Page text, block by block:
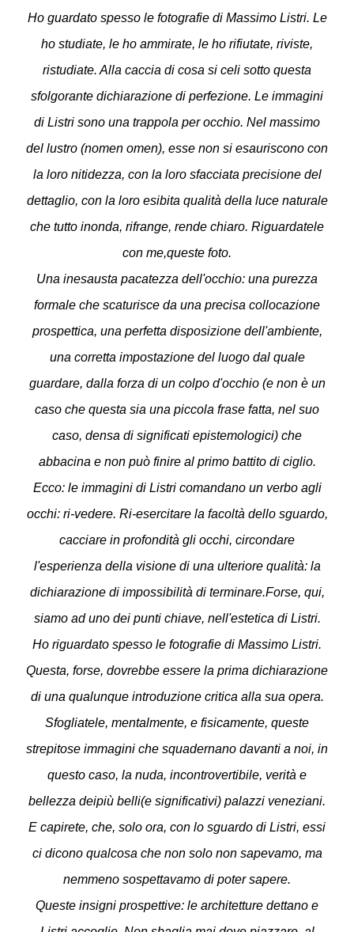
Ho guardato spesso le fotografie di Massimo Listri. Le
ho studiate, le ho ammirate, le ho rifiutate, riviste,
ristudiate. Alla caccia di cosa si celi sotto questa
sfolgorante dichiarazione di perfezione. Le immagini
di Listri sono una trappola per occhio.Nel massimo
del lustro (nomen omen), esse non si esauriscono con
la loro nitidezza, con la loro sfacciata precisione del
dettaglio, con la loro esibita qualità della luce naturale
che tutto inonda, rifrange, rende chiaro. Riguardatele
con me,queste foto.
Una inesausta pacatezza dell'occhio: una purezza
formale che scaturisce da una precisa collocazione
prospettica, una perfetta disposizione dell'ambiente,
una corretta impostazione del luogo dal quale
guardare, dalla forza di un colpo d'occhio (e non è un
caso che questa sia una piccola frase fatta, nel suo
caso, densa di significati epistemologici) che
abbacina e non può finire al primo battito di ciglio.
Ecco: le immagini di Listri comandano un verbo agli
occhi: ri-vedere. Ri-esercitare la facoltà dello sguardo,
cacciare in profondità gli occhi, circondare
l'esperienza della visione di una ulteriore qualità: la
dichiarazione di impossibilità di terminare.Forse, qui,
siamo ad uno dei punti chiave, nell'estetica di Listri.
Ho riguardato spesso le fotografie di Massimo Listri.
Questa, forse, dovrebbe essere la prima dichiarazione
di una qualunque introduzione critica alla sua opera.
Sfogliatele, mentalmente, e fisicamente, queste
strepitose immagini che squadernano davanti a noi, in
questo caso, la nuda, incontrovertibile, verità e
bellezza deipiù belli(e significativi) palazzi veneziani.
E capirete, che, solo ora, con lo sguardo di Listri, essi
ci dicono qualcosa che non solo non sapevamo, ma
nemmeno sospettavamo di poter sapere.
Queste insigni prospettive: le architetture dettano e